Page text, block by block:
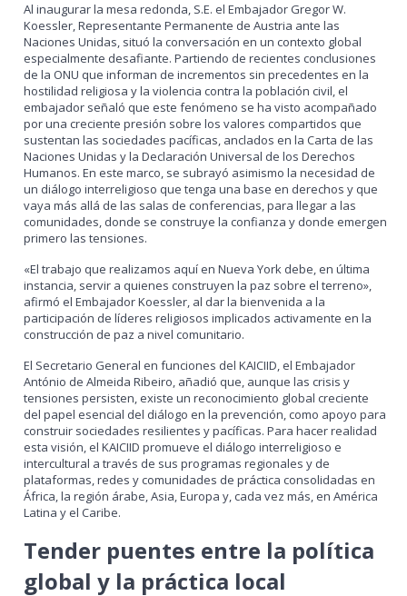
Al inaugurar la mesa redonda, S.E. el Embajador Gregor W.
Koessler, Representante Permanente de Austria ante las
Naciones Unidas, situó la conversación en un contexto global
especialmente desafiante. Partiendo de recientes conclusiones
de la ONU que informan de incrementos sin precedentes en la
hostilidad religiosa y la violencia contra la población civil, el
embajador señaló que este fenómeno se ha visto acompañado
por una creciente presión sobre los valores compartidos que
sustentan las sociedades pacíficas, anclados en la Carta de las
Naciones Unidas y la Declaración Universal de los Derechos
Humanos. En este marco, se subrayó asimismo la necesidad de
un diálogo interreligioso que tenga una base en derechos y que
vaya más allá de las salas de conferencias, para llegar a las
comunidades, donde se construye la confianza y donde emergen
primero las tensiones.
«El trabajo que realizamos aquí en Nueva York debe, en última
instancia, servir a quienes construyen la paz sobre el terreno»,
afirmó el Embajador Koessler, al dar la bienvenida a la
participación de líderes religiosos implicados activamente en la
construcción de paz a nivel comunitario.
El Secretario General en funciones del KAICIID, el Embajador
António de Almeida Ribeiro, añadió que, aunque las crisis y
tensiones persisten, existe un reconocimiento global creciente
del papel esencial del diálogo en la prevención, como apoyo para
construir sociedades resilientes y pacíficas. Para hacer realidad
esta visión, el KAICIID promueve el diálogo interreligioso e
intercultural a través de sus programas regionales y de
plataformas, redes y comunidades de práctica consolidadas en
África, la región árabe, Asia, Europa y, cada vez más, en América
Latina y el Caribe.
Tender puentes entre la política
global y la práctica local